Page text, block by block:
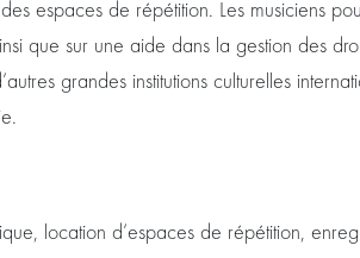
espaces de répétition. Les musiciens
que sur une aide dans la gestion des
grandes institutions culturelles
location d’espaces de répétition,